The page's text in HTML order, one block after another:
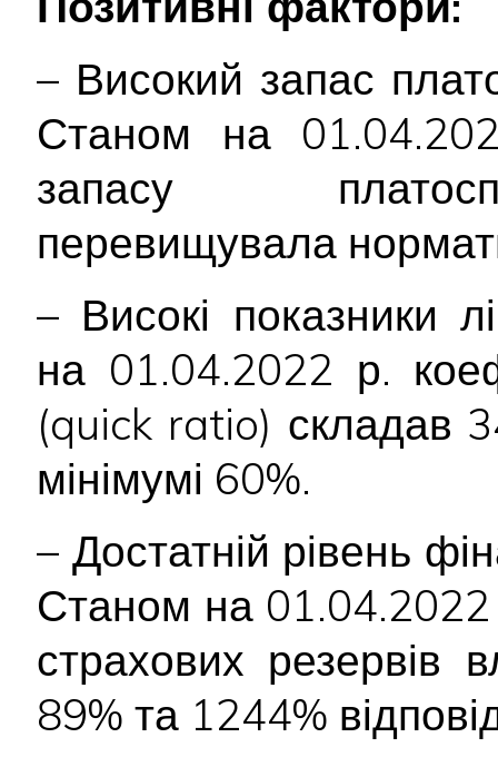
– Високий запас
Станом на
запасу
перевищувала
– Високі показники
на 01.04.2022 р.
(quick ratio) складав
мінімумі 60%.
– Достатній рівень
Станом на 01.04.2022
страхових резервів
89% та 1244%